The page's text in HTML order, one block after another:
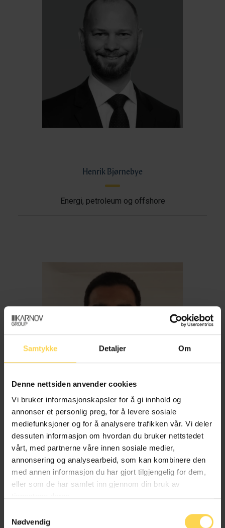
Samtykke Detaljer Om
Denne nettsiden anvender cookies
Vi bruker informasjonskapsler for å gi innhold og
annonser et personlig preg, for å levere sosiale
mediefunksjoner og for å analysere trafikken vår. Vi deler
dessuten informasjon om hvordan du bruker nettstedet
vårt, med partnerne våre innen sosiale medier,
annonsering og analysearbeid, som kan kombinere den
med annen informasjon du har gjort tilgjengelig for dem,
eller som de har samlet inn gjennom din bruk av
Nødvendig
Henrik Bjørnebye
Energi, petroleum og offshore
Imran Haider
Trygderett og pensjonsrett